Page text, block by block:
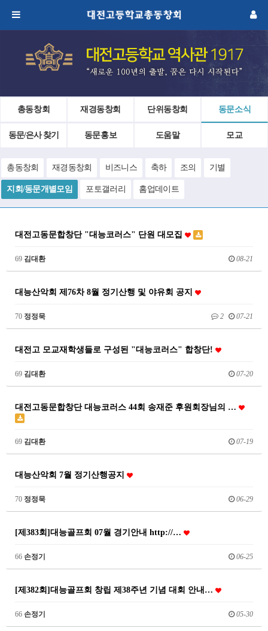
총동창회 재경동창회 단위동창회 동문소식
동문/은사 찾기 동문홍보 도움말 모교
총동창회 재경동창회 비즈니스 축하 조의 기별
지회/동문개별모임 포토갤러리 홈업데이트
대전고동문합창단 "대능코러스" 단원 대모집
69 김대환 08-21
대능산악회 제76차 8월 정기산행 및 야유회 공지
70 정정묵 2 07-21
대전고 모교재학생들로 구성된 "대능코러스" 합창단!
69 김대환 07-20
대전고동문합창단 대능코러스 44회 송재준 후원회장님의 …
69 김대환 07-19
대능산악회 7월 정기산행공지
70 정정묵 06-29
[제383회]대능골프회 07월 경기안내 http://…
66 손정기 06-25
[제382회]대능골프회 창립 제38주년 기념 대회 안내…
66 손정기 05-30